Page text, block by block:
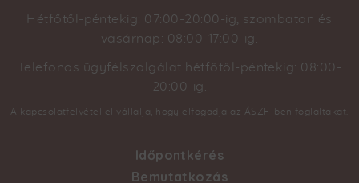
Hétfőtől-péntekig: 07:00-20:00-ig, szombaton és
vasárnap: 08:00-17:00-ig.
Telefonos ügyfélszolgálat hétfőtől-péntekig: 08:00-
20:00-ig.
A kapcsolatfelvétellel vállalja, hogy elfogadja az ÁSZF-ben foglaltakat.
Időpontkérés
Bemutatkozás